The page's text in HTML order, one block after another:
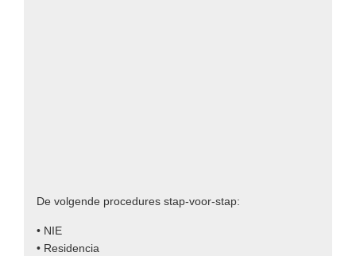
De volgende procedures stap-voor-stap:
• NIE
• Residencia